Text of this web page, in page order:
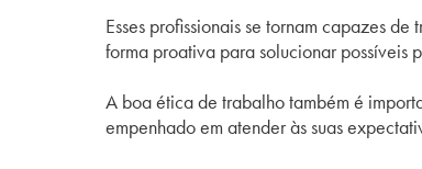
Esses profissionais se tornam capazes
forma proativa para solucionar possíveis
A boa ética de trabalho também é
empenhado em atender às suas